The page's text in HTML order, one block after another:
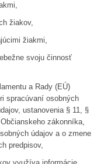
žiakov,
žiakmi,
svoju činnosť
a Rady (EÚ)
spracúvaní osobných
ustanovenia § 11, §
zákonníka,
údajov a o zmene
predpisov,